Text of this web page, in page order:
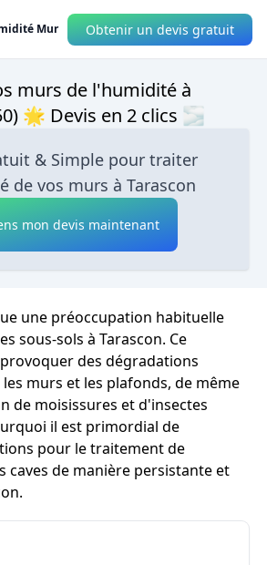
Mur Obtenir un devis gratuit
murs de l'humidité à
🌟 Devis en 2 clics 🌫
& Simple pour traiter
de vos murs à Tarascon
mon devis maintenant
une préoccupation habituelle
sous-sols à Tarascon. Ce
des dégradations
murs et les plafonds, de même
de moisissures et d'insectes
il est primordial de
pour le traitement de
caves de manière persistante et